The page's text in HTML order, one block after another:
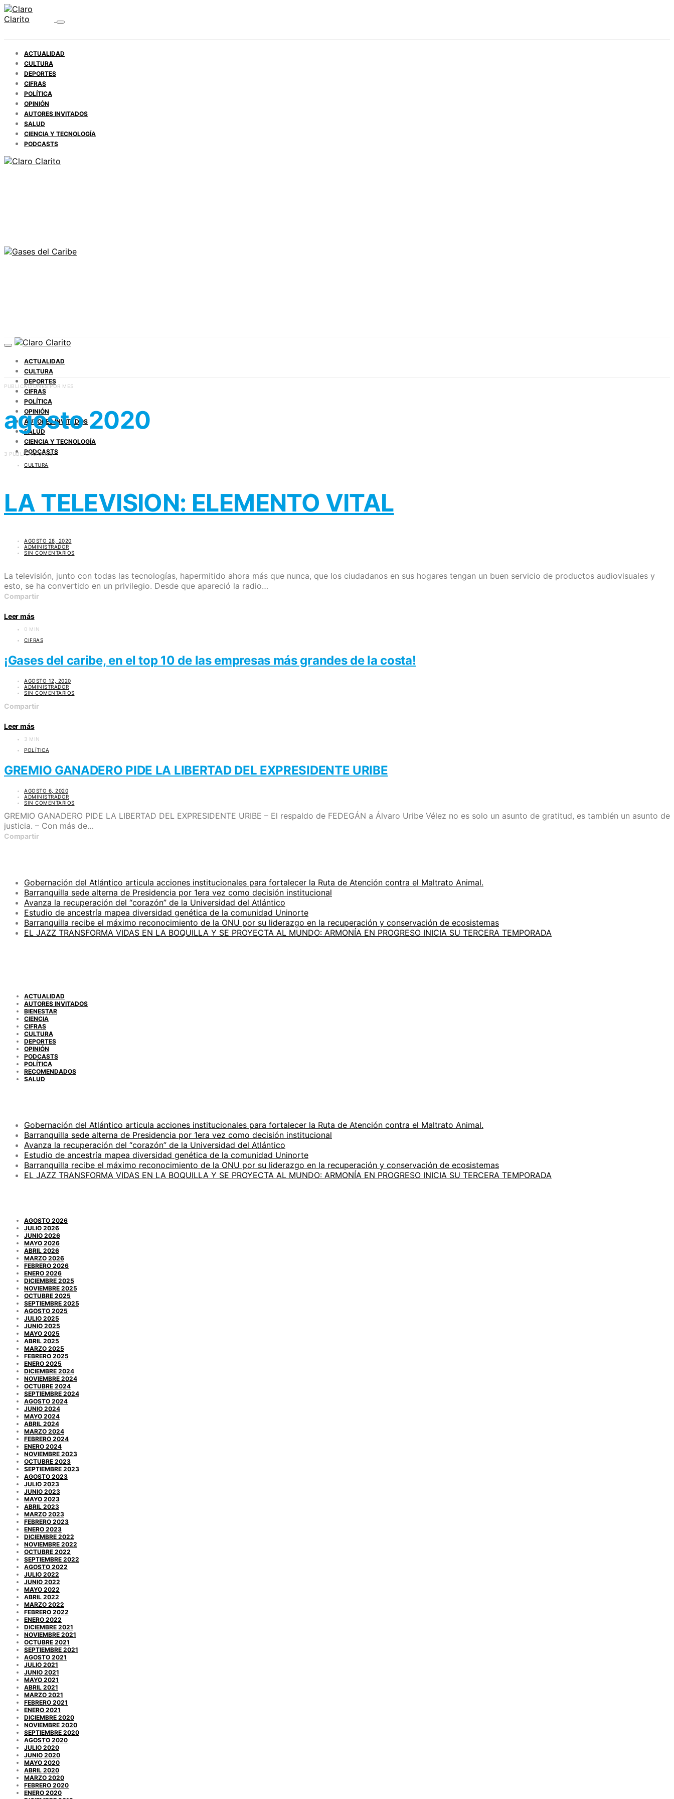
ACTUALIDAD
CULTURA
DEPORTES
CIFRAS
POLÍTICA
OPINIÓN
AUTORES INVITADOS
SALUD
CIENCIA Y TECNOLOGÍA
PODCASTS
ACTUALIDAD
CULTURA
DEPORTES
CIFRAS
POLÍTICA
OPINIÓN
AUTORES INVITADOS
SALUD
CIENCIA Y TECNOLOGÍA
PODCASTS
PUBLICACIONES POR MES
agosto 2020
3 PUBLICACIONES
CULTURA
LA TELEVISION: ELEMENTO VITAL
AGOSTO 28, 2020
ADMINISTRADOR
SIN COMENTARIOS
La televisión, junto con todas las tecnologías, hapermitido ahora más que nunca, que los ciudadanos en sus hogares tengan un buen servicio de productos audiovisuales y
esto, se ha convertido en un privilegio. Desde que apareció la radio…
Compartir
Leer más
0 MIN
CIFRAS
¡Gases del caribe, en el top 10 de las empresas más grandes de la costa!
AGOSTO 12, 2020
ADMINISTRADOR
SIN COMENTARIOS
Compartir
Leer más
3 MIN
POLÍTICA
GREMIO GANADERO PIDE LA LIBERTAD DEL EXPRESIDENTE URIBE
AGOSTO 6, 2020
ADMINISTRADOR
SIN COMENTARIOS
GREMIO GANADERO PIDE LA LIBERTAD DEL EXPRESIDENTE URIBE – El respaldo de FEDEGÁN a Álvaro Uribe Vélez no es solo un asunto de gratitud, es también un asunto de
justicia. – Con más de…
Compartir
Gobernación del Atlántico articula acciones institucionales para fortalecer la Ruta de Atención contra el Maltrato Animal.
Barranquilla sede alterna de Presidencia por 1era vez como decisión institucional
Avanza la recuperación del “corazón” de la Universidad del Atlántico
Estudio de ancestría mapea diversidad genética de la comunidad Uninorte
Barranquilla recibe el máximo reconocimiento de la ONU por su liderazgo en la recuperación y conservación de ecosistemas
EL JAZZ TRANSFORMA VIDAS EN LA BOQUILLA Y SE PROYECTA AL MUNDO: ARMONÍA EN PROGRESO INICIA SU TERCERA TEMPORADA
ACTUALIDAD
AUTORES INVITADOS
BIENESTAR
CIENCIA
CIFRAS
CULTURA
DEPORTES
OPINIÓN
PODCASTS
POLÍTICA
RECOMENDADOS
SALUD
Gobernación del Atlántico articula acciones institucionales para fortalecer la Ruta de Atención contra el Maltrato Animal.
Barranquilla sede alterna de Presidencia por 1era vez como decisión institucional
Avanza la recuperación del “corazón” de la Universidad del Atlántico
Estudio de ancestría mapea diversidad genética de la comunidad Uninorte
Barranquilla recibe el máximo reconocimiento de la ONU por su liderazgo en la recuperación y conservación de ecosistemas
EL JAZZ TRANSFORMA VIDAS EN LA BOQUILLA Y SE PROYECTA AL MUNDO: ARMONÍA EN PROGRESO INICIA SU TERCERA TEMPORADA
AGOSTO 2026
JULIO 2026
JUNIO 2026
MAYO 2026
ABRIL 2026
MARZO 2026
FEBRERO 2026
ENERO 2026
DICIEMBRE 2025
NOVIEMBRE 2025
OCTUBRE 2025
SEPTIEMBRE 2025
AGOSTO 2025
JULIO 2025
JUNIO 2025
MAYO 2025
ABRIL 2025
MARZO 2025
FEBRERO 2025
ENERO 2025
DICIEMBRE 2024
NOVIEMBRE 2024
OCTUBRE 2024
SEPTIEMBRE 2024
AGOSTO 2024
JUNIO 2024
MAYO 2024
ABRIL 2024
MARZO 2024
FEBRERO 2024
ENERO 2024
NOVIEMBRE 2023
OCTUBRE 2023
SEPTIEMBRE 2023
AGOSTO 2023
JULIO 2023
JUNIO 2023
MAYO 2023
ABRIL 2023
MARZO 2023
FEBRERO 2023
ENERO 2023
DICIEMBRE 2022
NOVIEMBRE 2022
OCTUBRE 2022
SEPTIEMBRE 2022
AGOSTO 2022
JULIO 2022
JUNIO 2022
MAYO 2022
ABRIL 2022
MARZO 2022
FEBRERO 2022
ENERO 2022
DICIEMBRE 2021
NOVIEMBRE 2021
OCTUBRE 2021
SEPTIEMBRE 2021
AGOSTO 2021
JULIO 2021
JUNIO 2021
MAYO 2021
ABRIL 2021
MARZO 2021
FEBRERO 2021
ENERO 2021
DICIEMBRE 2020
NOVIEMBRE 2020
SEPTIEMBRE 2020
AGOSTO 2020
JULIO 2020
JUNIO 2020
MAYO 2020
ABRIL 2020
MARZO 2020
FEBRERO 2020
ENERO 2020